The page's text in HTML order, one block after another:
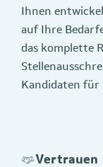
Ihnen
auf Ihre
das komplette
Kandidaten
Vertrauen